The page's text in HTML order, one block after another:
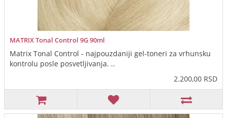
MATRIX Tonal Control 9G 90ml
Matrix Tonal Control - najpouzdaniji gel-toneri za vrhunsku
kontrolu posle posvetljivanja. ..
2.200,00 RSD